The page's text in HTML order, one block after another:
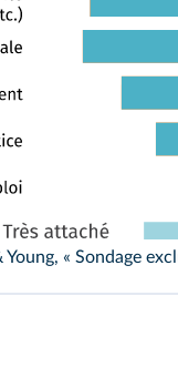
Young, « Sondage